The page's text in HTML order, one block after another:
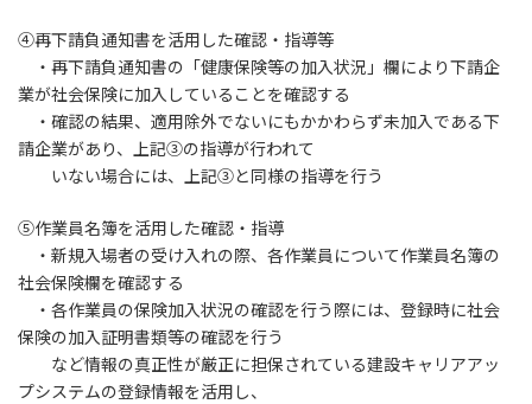
④再下請負通知書を活用した確認・指導等
・再下請負通知書の「健康保険等の加入状況」欄により下請企
業が社会保険に加入していることを確認する
・確認の結果、適用除外でないにもかかわらず未加入である下
請企業があり、上記③の指導が行われて
いない場合には、上記③と同様の指導を行う
⑤作業員名簿を活用した確認・指導
・新規入場者の受け入れの際、各作業員について作業員名簿の
社会保険欄を確認する
・各作業員の保険加入状況の確認を行う際には、登録時に社会
保険の加入証明書類等の確認を行う
など情報の真正性が厳正に担保されている建設キャリアアッ
プシステムの登録情報を活用し、